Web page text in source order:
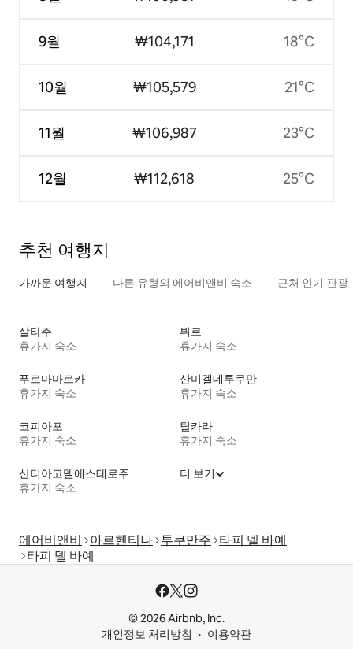
9월
10월
11월
12월
₩104,171
₩105,579
₩106,987
₩112,618
18°C
21°C
23°C
25°C
추천 여행지
가까운 여행지 다른 유형의 에어비앤비 숙소 근처 인기 관광
살타주
휴가지 숙소
뷔르
휴가지 숙소
푸르마마르카
휴가지 숙소
산미겔데투쿠만
휴가지 숙소
코피아포
휴가지 숙소
틸카라
휴가지 숙소
산티아고델에스테로주
휴가지 숙소
더 보기
에어비앤비 아르헨티나 투쿠만주 타피 델 바예
타피 델 바예
© 2026 Airbnb, Inc.
개인정보 처리방침
이용약관